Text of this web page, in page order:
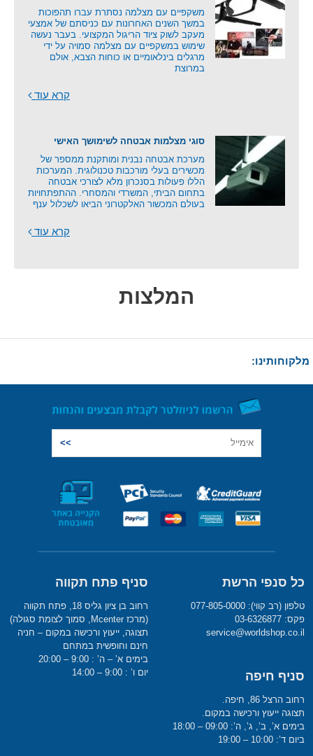
משקפיים עם מצלמה נסתרת עברו תהפוכות
במשך השנים האחרונות עם כניסתם של אמצעי
מעקב לשוק ציוד הריגול המקצועי. בעבר נעשה
שימוש במשקפיים עם מצלמה סמויה על ידי
מרגלים בינלאומיים או כוחות הצבא, אולם
במרוצת
קרא עוד
סוגי מצלמות אבטחה לשימושך האישי
מערכת אבטחה נבנית ומותקנת ממספר של
מכשירים בעלי מורכבות טכנולוגית. המערכות
הללו פעולות בסנכרון מלא לצורכי אבטחה
בתחום הביתי, המשרדי והמסחרי. ההתפתחויות
בעולם המכשור האלקטרוני הביאו לשכלול ענף
קרא עוד
המלצות
מלקוחותינו:
כל סנפי הרשת
טלפון (רב קווי): 077-805-0000
פקס: 03-6326877
service@worldshop.co.il
סניף חיפה
רחוב הרצל 86, חיפה.
תצוגה ייעוץ ורכישה במקום.
בימים א’, ב’, ג’, ה’: 09:00 – 18:00
ביום ד’: 10:00 – 19:00
סניף פתח תקווה
רחוב בן ציון גליס 18, פתח תקווה
(מרכז Mcenter, סמוך לצומת סגולה)
תצוגה, ייעוץ ורכישה במקום – חניה
חינם וחופשית במתחם
בימים א’ – ה’ : 9:00 – 20:00
יום ו’ : 9:00 – 14:00